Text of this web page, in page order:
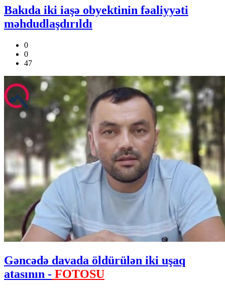
Bakıda iki iaşə obyektinin fəaliyyəti
məhdudlaşdırıldı
0
0
47
Gəncədə davada öldürülən iki uşaq
atasının - FOTOSU